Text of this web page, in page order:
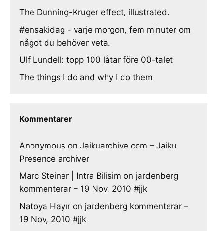
The Dunning-Kruger effect, illustrated.
#ensakidag - varje morgon, fem minuter om
något du behöver veta.
Ulf Lundell: topp 100 låtar före 00-talet
The things I do and why I do them
Kommentarer
Anonymous on Jaikuarchive.com – Jaiku
Presence archiver
Marc Steiner | Intra Bilisim on jardenberg
kommenterar – 19 Nov, 2010 #jjk
Natoya Hayır on jardenberg kommenterar –
19 Nov, 2010 #jjk